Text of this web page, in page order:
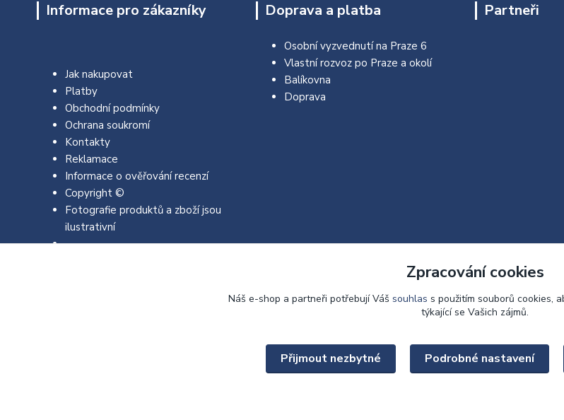
Informace pro zákazníky
Jak nakupovat
Platby
Obchodní podmínky
Ochrana soukromí
Kontakty
Reklamace
Informace o ověřování recenzí
Copyright ©
Fotografie produktů a zboží jsou
ilustrativní
Doprava a platba
Osobní vyzvednutí na Praze 6
Vlastní rozvoz po Praze a okolí
Balíkovna
Doprava
Partneři
Zpracování cookies
Náš e-shop a partneři potřebují Váš souhlas s použitím souborů cookies,
týkající se Vašich zájmů.
Přijmout nezbytné Podrobné nastavení